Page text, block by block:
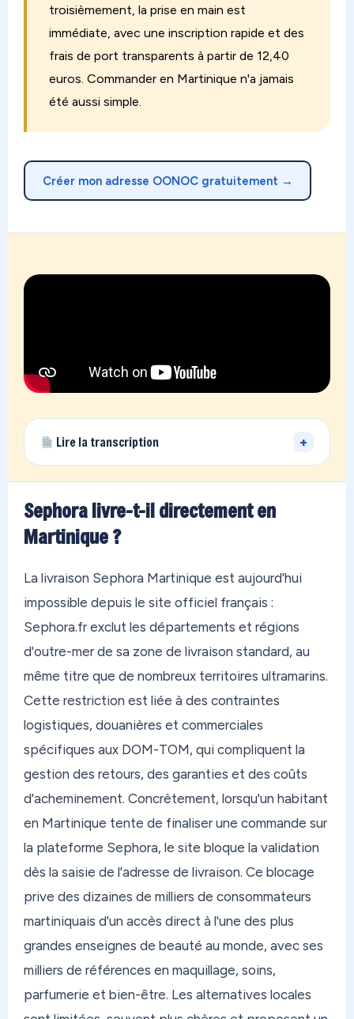
troisièmement, la prise en main est
immédiate, avec une inscription rapide et des
frais de port transparents à partir de 12,40
euros. Commander en Martinique n'a jamais
été aussi simple.
Créer mon adresse OONOC gratuitement →
Lire la transcription +
ou des boutiques qui refusent de livrer à votre
adresse ? On a exactement ce qu'il vous faut.
OONOC, c'est votre adresse personnelle en
France métropolitaine. En 30 secondes, vous êtes
boutique au monde — Amazon, Zara, Temu, peu
importe. On reçoit tout dans notre entrepôt, on
regroupe vos achats, et on vous les envoie
directement où que vous soyez. Aux Antilles, en
Polynésie, au Canada, au Maroc, partout. Dès
12,40€ (frais de port, hors frais de traitement),
avec des options express et économiques selon
Et si vous avez des colis qui s'accumulent chez un
proche — famille, ami — qui n'a ni le temps ni
l'envie de faire la queue en bureau de poste ?
avancer un centime. Et si vous résidez dans les
DOM, vous recevez votre colis sans taxe. Simple,
rapide, sans déranger personne.
Sephora livre-t-il directement en
Martinique ?
La livraison Sephora Martinique est aujourd'hui
impossible depuis le site officiel français :
Sephora.fr exclut les départements et régions
d'outre-mer de sa zone de livraison standard, au
même titre que de nombreux territoires ultramarins.
Cette restriction est liée à des contraintes
logistiques, douanières et commerciales
spécifiques aux DOM-TOM, qui compliquent la
gestion des retours, des garanties et des coûts
d'acheminement. Concrètement, lorsqu'un habitant
en Martinique tente de finaliser une commande sur
la plateforme Sephora, le site bloque la validation
dès la saisie de l'adresse de livraison. Ce blocage
prive des dizaines de milliers de consommateurs
martiniquais d'un accès direct à l'une des plus
grandes enseignes de beauté au monde, avec ses
milliers de références en maquillage, soins,
parfumerie et bien-être. Les alternatives locales